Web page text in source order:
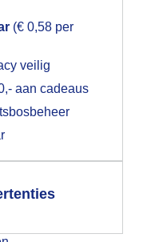
(€ 0,58 per
veilig
aan cadeaus
Zoeken in
(Katwijk aan
voor
op hebt
een pop-up uit
toestemming